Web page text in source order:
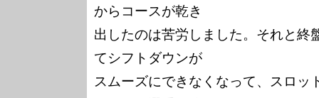
からコースが乾き
出したのは苦労しました。それと終
てシフトダウンが
スムーズにできなくなって、スロッ